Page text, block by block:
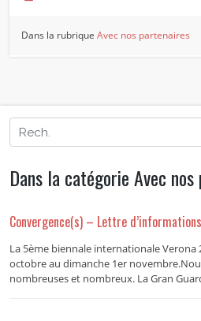
Dans la rubriqueAvec nos partenaires
Dans la catégorie Avec
Convergence(s) – Lettre
La 5ème biennale internationale Verona
octobre au dimanche 1er
nombreuses et nombreux. La Gran